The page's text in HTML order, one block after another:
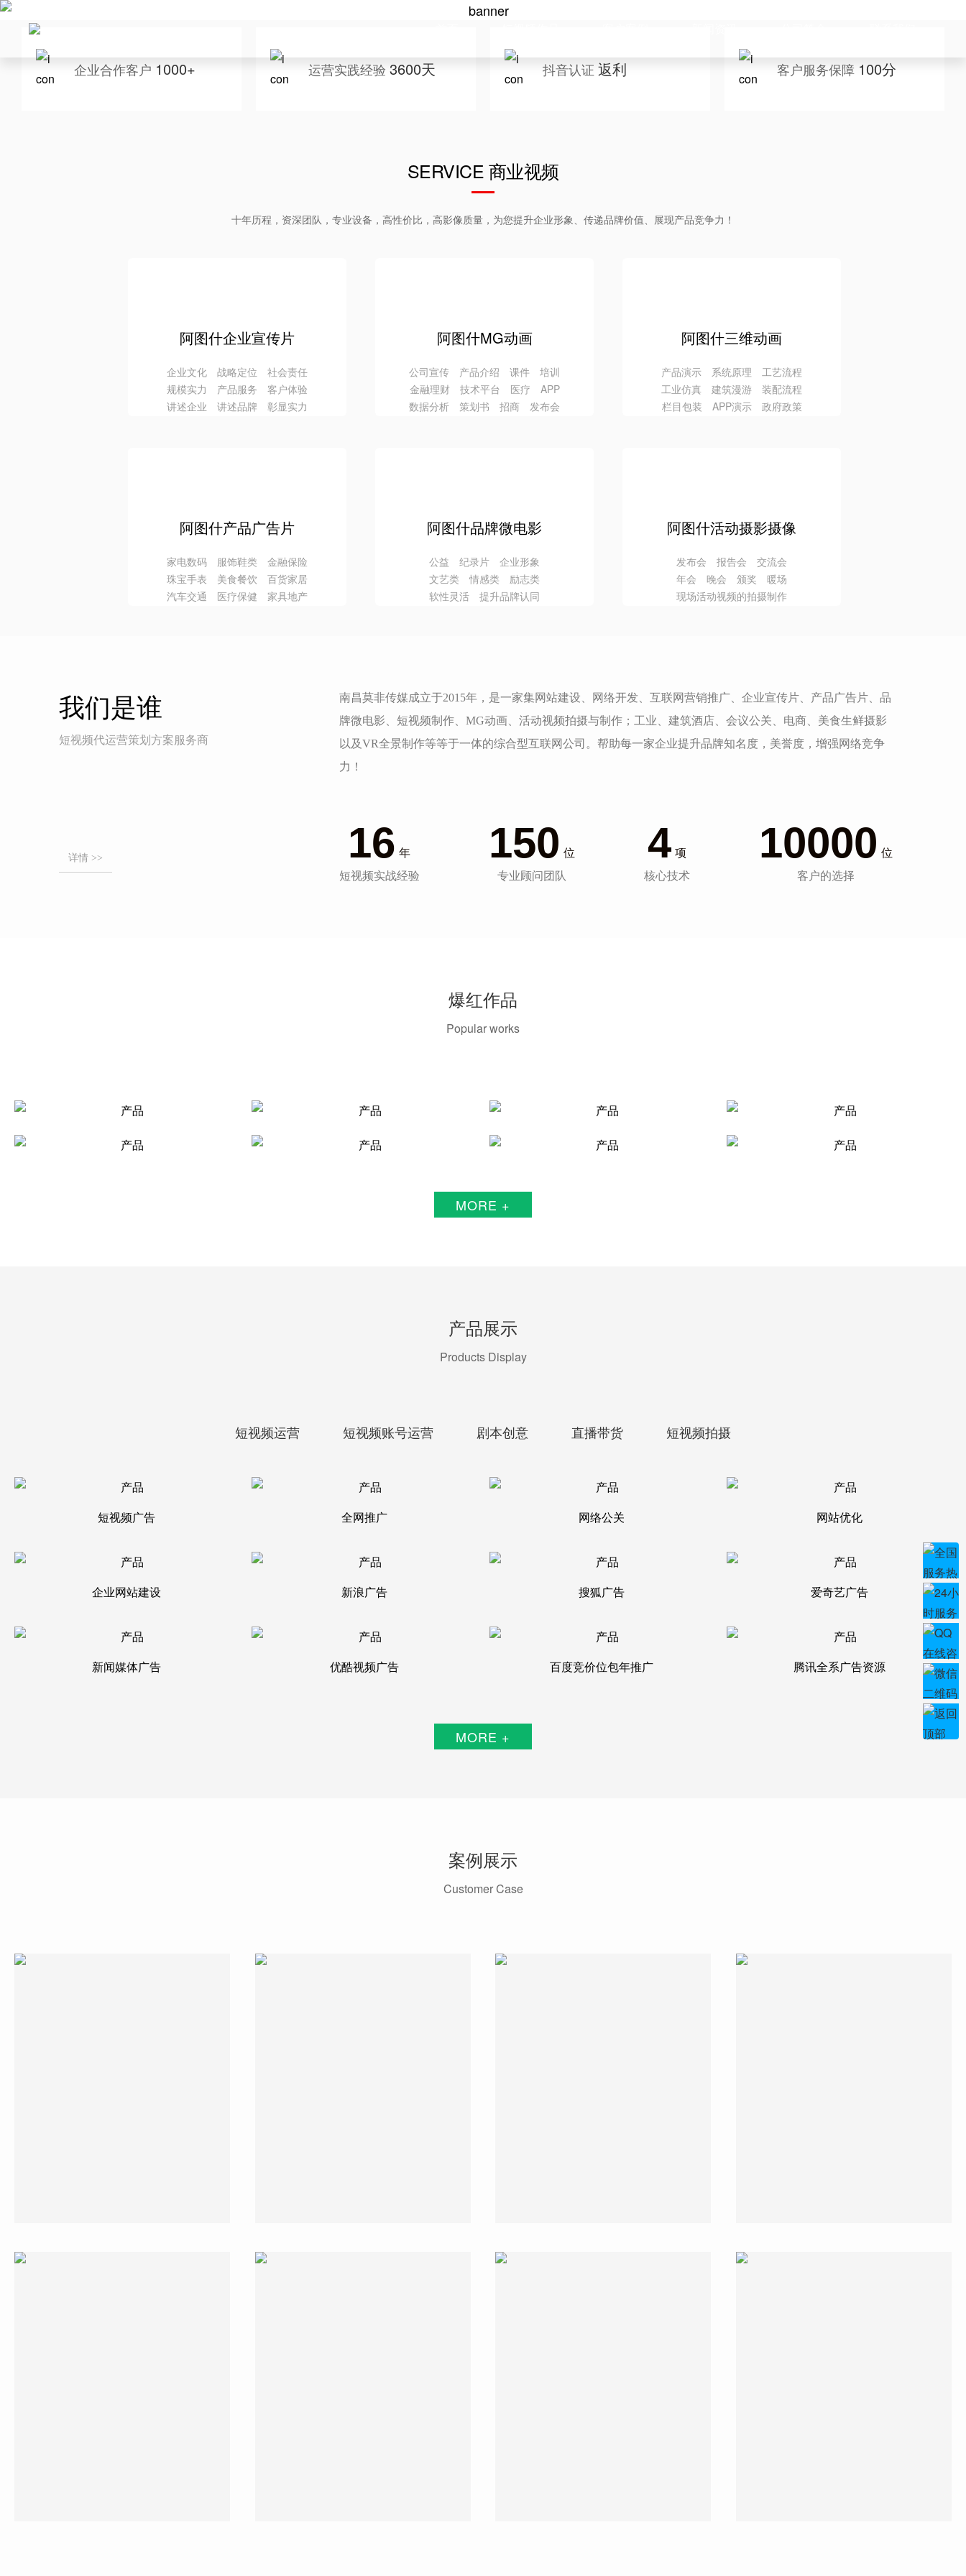
企业合作客户 1000+ 运营实践经验 3600天 抖音认证 返利 客户服务保障 100分
SERVICE 商业视频
十年历程，资深团队，专业设备，高性价比，高影像质量，为您提升企业形象、传递品牌价值、展现产品竞争力！
阿图什企业宣传片
企业文化 战略定位 社会责任
规模实力 产品服务 客户体验
讲述企业 讲述品牌 彰显实力
阿图什MG动画
公司宣传 产品介绍 课件 培训
金融理财 技术平台 医疗 APP
数据分析 策划书 招商 发布会
阿图什三维动画
产品演示 系统原理 工艺流程
工业仿真 建筑漫游 装配流程
栏目包装 APP演示 政府政策
阿图什产品广告片
家电数码 服饰鞋类 金融保险
珠宝手表 美食餐饮 百货家居
汽车交通 医疗保健 家具地产
阿图什品牌微电影
公益 纪录片 企业形象
文艺类 情感类 励志类
软性灵活 提升品牌认同
阿图什活动摄影摄像
发布会 报告会 交流会
年会 晚会 颁奖 暖场
现场活动视频的拍摄制作
我们是谁
短视频代运营策划方案服务商
详情 >>
南昌莫非传媒成立于2015年，是一家集网站建设、网络开发、互联网营销推广、企业宣传片、产品广告片、品
牌微电影、短视频制作、MG动画、活动视频拍摄与制作；工业、建筑酒店、会议公关、电商、美食生鲜摄影
以及VR全景制作等等于一体的综合型互联网公司。帮助每一家企业提升品牌知名度，美誉度，增强网络竞争
力！
16 年
短视频实战经验
150 位
专业顾问团队
4 项
核心技术
10000 位
客户的选择
爆红作品
Popular works
MORE +
产品展示
Products Display
短视频运营 短视频账号运营 剧本创意 直播带货 短视频拍摄
短视频广告 全网推广 网络公关 网站优化
企业网站建设 新浪广告 搜狐广告 爱奇艺广告
新闻媒体广告 优酷视频广告 百度竞价位包年推广 腾讯全系广告资源
MORE +
案例展示
Customer Case